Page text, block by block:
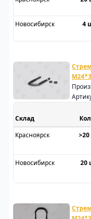
Новосибирск 4
Склад
Красноярск
Новосибирск
20